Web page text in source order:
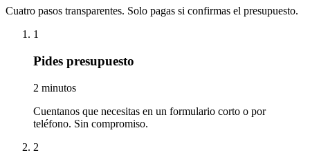
Cuatro pasos transparentes. Solo pagas si confirmas el presupuesto.
1
Pides presupuesto
2 minutos
Cuentanos que necesitas en un formulario corto o por
teléfono. Sin compromiso.
2